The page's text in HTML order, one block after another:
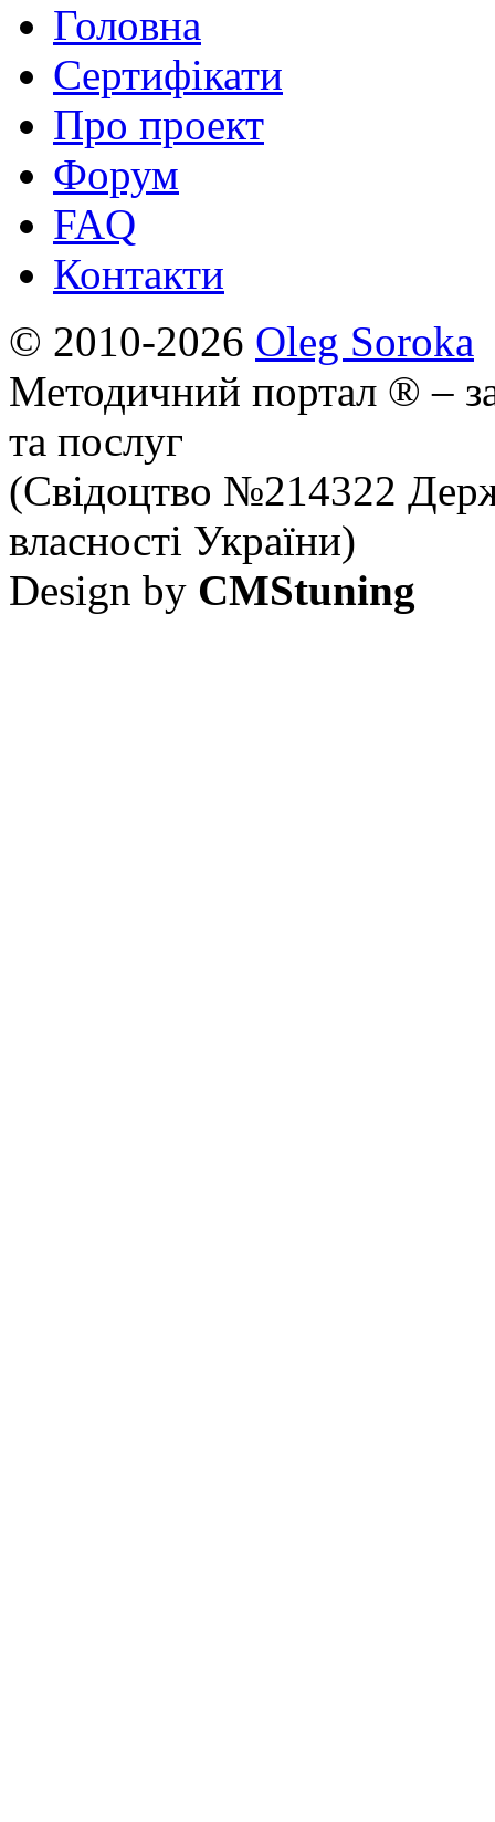
Головна
Сертифікати
Про проект
Форум
FAQ
Контакти
© 2010-2026 Oleg Soroka
Методичний портал ® –
та послуг
(Свідоцтво №214322
власності України)
Design by CMStuning